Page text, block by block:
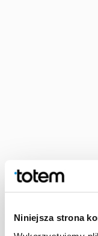
Niniejsza strona